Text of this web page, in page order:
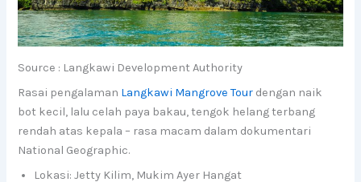
Source : Langkawi Development Authority
Rasai pengalaman Langkawi Mangrove Tour dengan naik
bot kecil, lalu celah paya bakau, tengok helang terbang
rendah atas kepala – rasa macam dalam dokumentari
National Geographic.
Lokasi: Jetty Kilim, Mukim Ayer Hangat